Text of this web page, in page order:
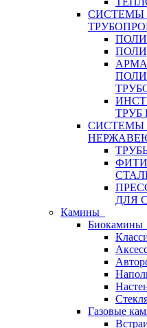
СИСТЕМЫ
СИСТЕМЫ
ДЛЯ
Камины
Биокамины
Газовые